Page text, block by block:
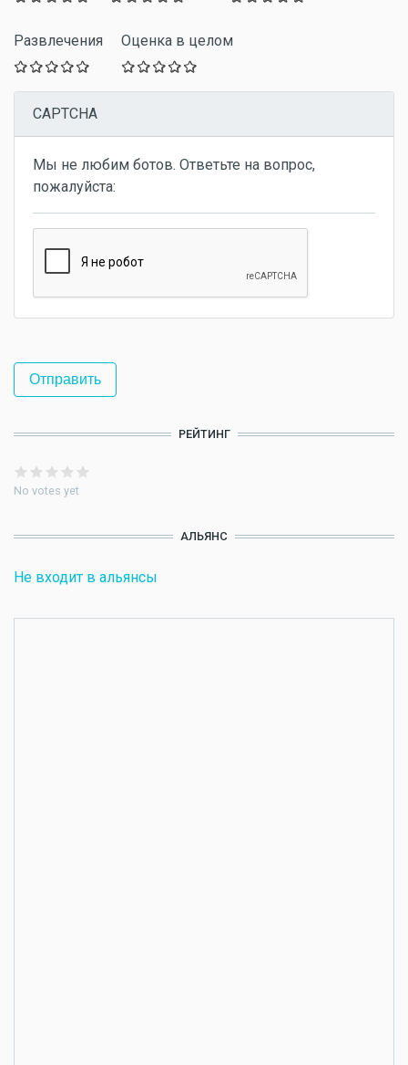
Развлечения Оценка в целом
CAPTCHA
Мы не любим ботов. Ответьте на вопрос,
пожалуйста:
РЕЙТИНГ
No votes yet
АЛЬЯНС
Не входит в альянсы